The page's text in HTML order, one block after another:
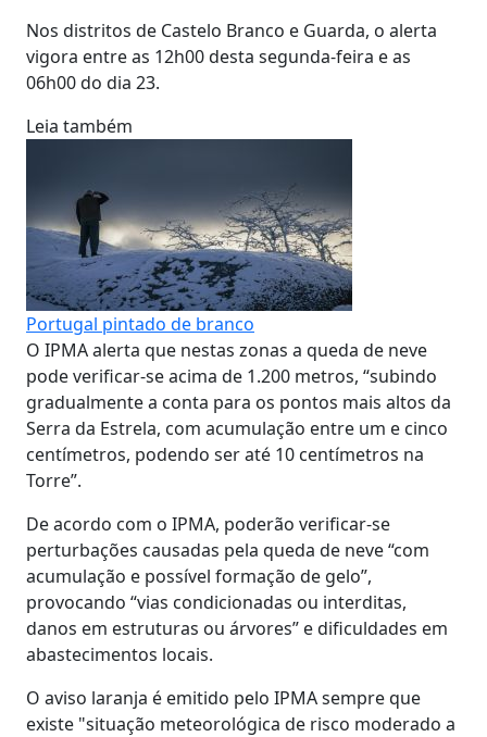
Nos distritos de Castelo Branco e Guarda, o alerta
vigora entre as 12h00 desta segunda-feira e as
06h00 do dia 23.
Leia também
Portugal pintado de branco
O IPMA alerta que nestas zonas a queda de neve
pode verificar-se acima de 1.200 metros, “subindo
gradualmente a conta para os pontos mais altos da
Serra da Estrela, com acumulação entre um e cinco
centímetros, podendo ser até 10 centímetros na
Torre”.
De acordo com o IPMA, poderão verificar-se
perturbações causadas pela queda de neve “com
acumulação e possível formação de gelo”,
provocando “vias condicionadas ou interditas,
danos em estruturas ou árvores” e dificuldades em
abastecimentos locais.
O aviso laranja é emitido pelo IPMA sempre que
existe "situação meteorológica de risco moderado a